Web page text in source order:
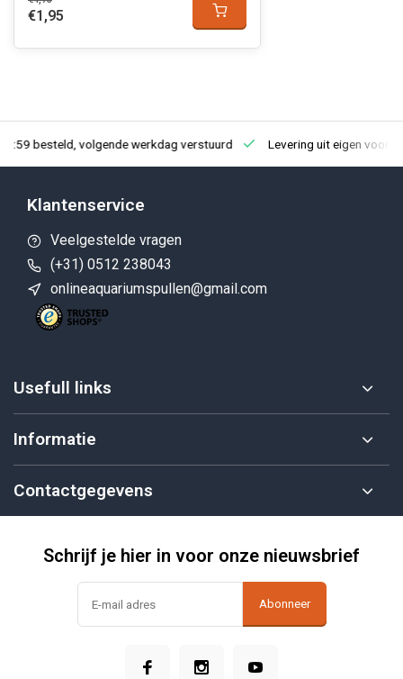
€1,95
besteld, volgende werkdag verstuurd Levering uit eigen
Klantenservice
Veelgestelde vragen
(+31) 0512 238043
onlineaquariumspullen@gmail.com
Usefull links
Informatie
Contactgegevens
Schrijf je hier in voor onze nieuwsbrief
Abonneer